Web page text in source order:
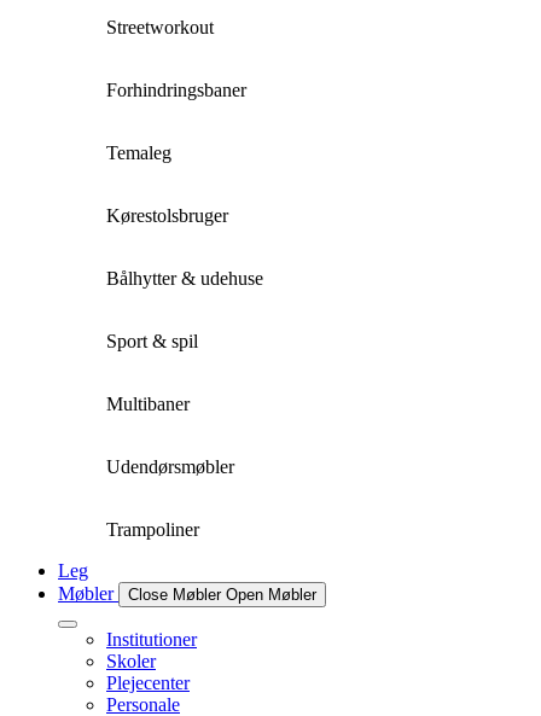
Streetworkout
Forhindringsbaner
Temaleg
Kørestolsbruger
Bålhytter & udehuse
Sport & spil
Multibaner
Udendørsmøbler
Trampoliner
Leg
Møbler
Close Møbler Open Møbler
Institutioner
Skoler
Plejecenter
Personale